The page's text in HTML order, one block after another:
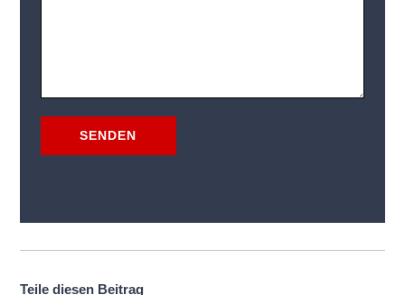
Tei­le die­sen Beitrag